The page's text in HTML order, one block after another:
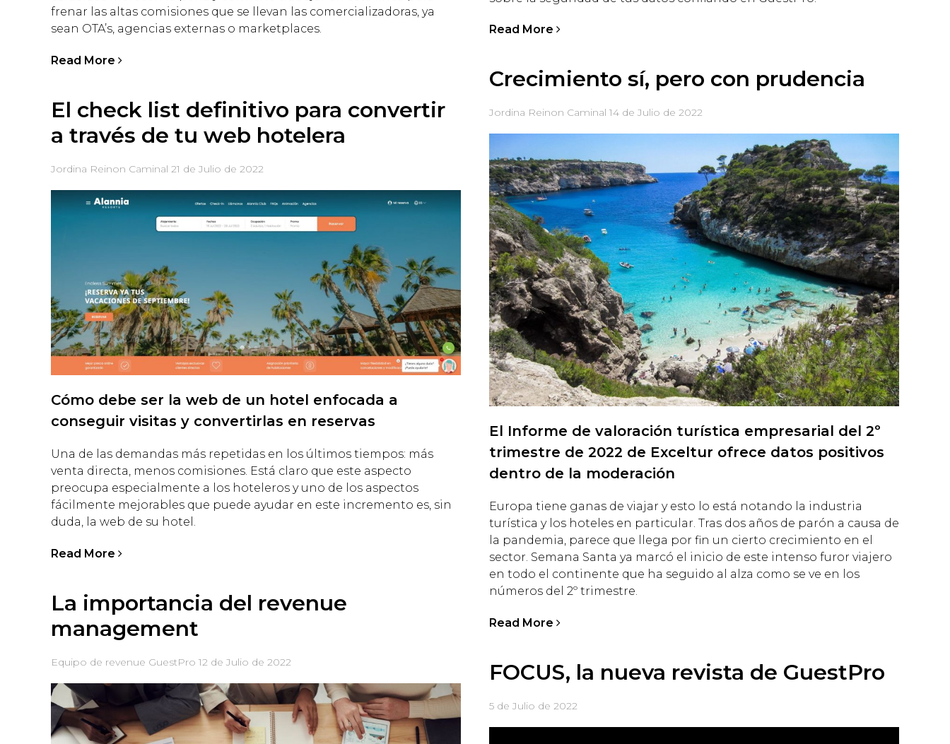
frenar las altas comisiones que se llevan las comercializadoras, ya
sean OTA’s, agencias externas o marketplaces.
Read More
Read More
El check list definitivo para convertir
a través de tu web hotelera
Jordina Reinon Caminal 21 de Julio de 2022
Cómo debe ser la web de un hotel enfocada a
conseguir visitas y convertirlas en reservas
Una de las demandas más repetidas en los últimos tiempos: más
venta directa, menos comisiones. Está claro que este aspecto
preocupa especialmente a los hoteleros y uno de los aspectos
fácilmente mejorables que puede ayudar en este incremento es, sin
duda, la web de su hotel.
Read More
Crecimiento sí, pero con prudencia
Jordina Reinon Caminal 14 de Julio de 2022
El Informe de valoración turística empresarial del 2º
trimestre de 2022 de Exceltur ofrece datos positivos
dentro de la moderación
Europa tiene ganas de viajar y esto lo está notando la industria
turística y los hoteles en particular. Tras dos años de parón a causa de
la pandemia, parece que llega por fin un cierto crecimiento en el
sector. Semana Santa ya marcó el inicio de este intenso furor viajero
en todo el continente que ha seguido al alza como se ve en los
números del 2º trimestre.
Read More
La importancia del revenue
management
Equipo de revenue GuestPro 12 de Julio de 2022 FOCUS, la nueva revista de GuestPro
5 de Julio de 2022